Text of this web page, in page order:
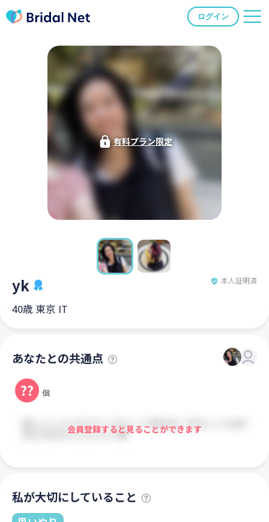
ログイン
有料プラン限定
yk 本人証明済
40歳 東京 IT
あなたとの共通点
?? 個
会員登録すると見ることができます
私が大切にしていること